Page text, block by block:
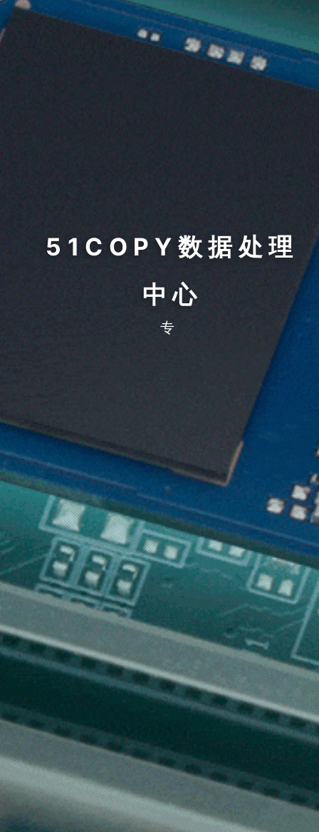
51COPY数据处理
中心
专注于数